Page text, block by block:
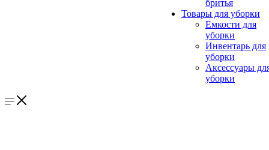
бритья
Товары для уборки
Емкости для
уборки
Инвентарь для
уборки
Аксессуары
уборки